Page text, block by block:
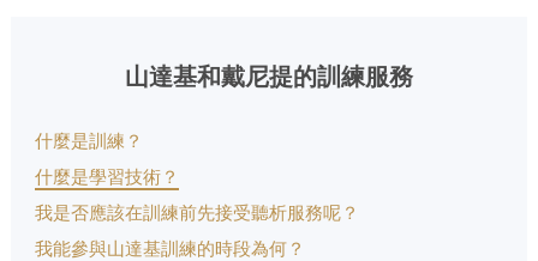
山達基和戴尼提的訓練服務
什麼是訓練？
什麼是學習技術？
我是否應該在訓練前先接受聽析服務呢？
我能參與山達基訓練的時段為何？